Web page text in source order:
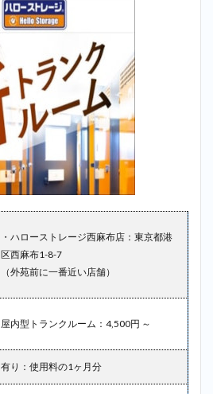
店
（外
苑前
番近
い店
2.5
5位：
サマ
リー
ポケ
2.6
6
位：寺田倉
庫
トランクル
苑前
7位：
宅ト
・ハローストレージ西麻布店：東京都港
区西麻布1-8-7
（外苑前に一番近い店舗）
屋内型トランクルーム：4,500円 ～
有り：使用料の1ヶ月分